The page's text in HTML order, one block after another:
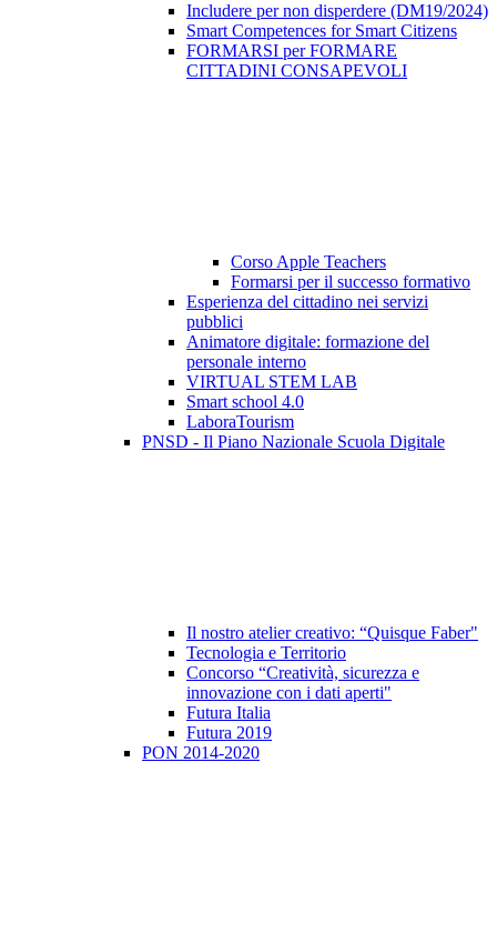
Includere per non disperdere (DM19/2024)
Smart Competences for Smart Citizens
FORMARSI per FORMARE
CITTADINI CONSAPEVOLI
Corso Apple Teachers
Formarsi per il successo formativo
Esperienza del cittadino nei servizi
pubblici
Animatore digitale: formazione del
personale interno
VIRTUAL STEM LAB
Smart school 4.0
LaboraTourism
PNSD - Il Piano Nazionale Scuola Digitale
Il nostro atelier creativo: “Quisque Faber"
Tecnologia e Territorio
Concorso “Creatività, sicurezza e
innovazione con i dati aperti"
Futura Italia
Futura 2019
PON 2014-2020